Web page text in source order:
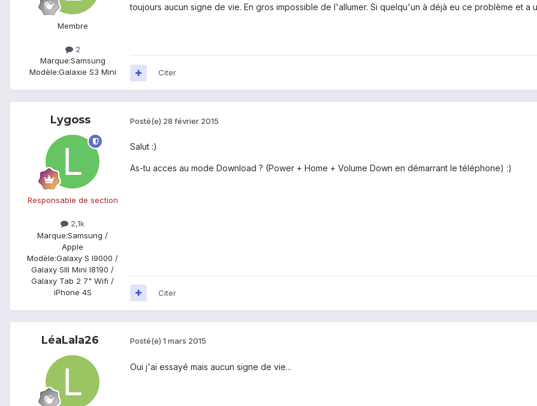
Membre
2
Marque:Samsung
Modèle:Galaxie S3 Mini
toujours aucun signe de vie. En gros impossible de l'allumer. Si quelqu'un à déjà eu ce problème et a
Citer
Lygoss
Responsable de section
2,1k
Marque:Samsung /
Apple
Modèle:Galaxy S I9000 /
Galaxy SIII Mini I8190 /
Galaxy Tab 2 7" Wifi /
iPhone 4S
Posté(e) 28 février 2015
Salut :)
As-tu acces au mode Download ? (Power + Home + Volume Down en démarrant le téléphone) :)
Citer
LéaLala26 Posté(e) 1 mars 2015
Oui j'ai essayé mais aucun signe de vie...